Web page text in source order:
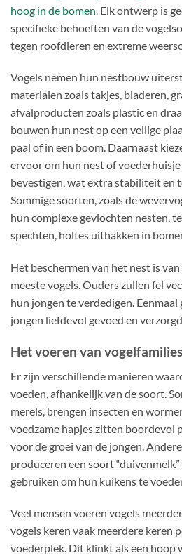
hoog in de bomen. Elk ontwerp is
specifieke behoeften van de
tegen roofdieren en extreme
Vogels nemen hun nestbouw
materialen zoals takjes, bladeren,
afvalproducten zoals plastic en
bouwen hun nest op een veilige
paal of in een boom. Daarnaast
ervoor om hun nest of
bevestigen, wat extra stabiliteit en
Sommige soorten, zoals de
hun complexe gevlochten nesten,
spechten, holtes uithakken in
Het beschermen van het nest is
meeste vogels. Ouders zullen fel
hun jongen te verdedigen.
jongen liefdevol gevoed en
Het voeren van vogelfamilies
Er zijn verschillende manieren
voeden, afhankelijk van de soort.
merels, brengen insecten en
voedzame hapjes zitten boordevol
voor de groei van de jongen.
produceren een soort
gebruiken om hun kuikens te
Veel mensen voeren vogels
vogels keren vaak meerdere keren
voederplek. Dit klinkt als een hoop